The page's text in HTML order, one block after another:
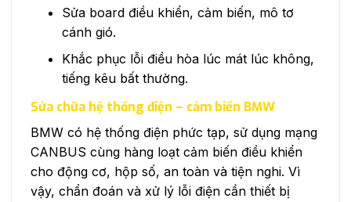
Sửa board điều khiển, cảm biến, mô tơ
cánh gió.
Khắc phục lỗi điều hòa lúc mát lúc không,
tiếng kêu bất thường.
Sửa chữa hệ thống điện – cảm biến BMW
BMW có hệ thống điện phức tạp, sử dụng mạng
CANBUS cùng hàng loạt cảm biến điều khiển
cho động cơ, hộp số, an toàn và tiện nghi. Vì
vậy, chẩn đoán và xử lý lỗi điện cần thiết bị